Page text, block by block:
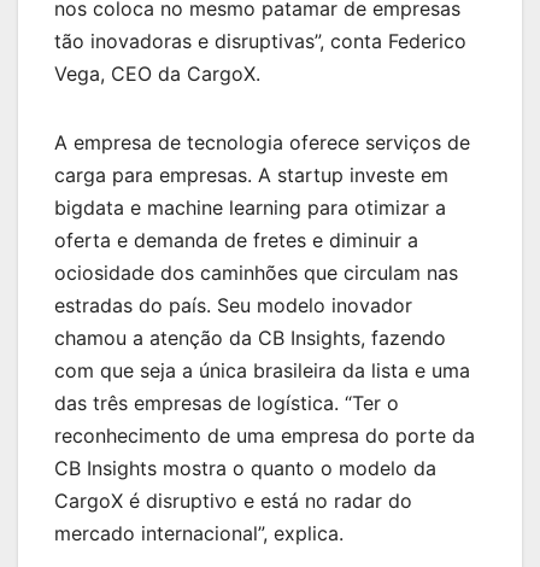
nos coloca no mesmo patamar de empresas
tão inovadoras e disruptivas”, conta Federico
Vega, CEO da CargoX.
A empresa de tecnologia oferece serviços de
carga para empresas. A startup investe em
bigdata e machine learning para otimizar a
oferta e demanda de fretes e diminuir a
ociosidade dos caminhões que circulam nas
estradas do país. Seu modelo inovador
chamou a atenção da CB Insights, fazendo
com que seja a única brasileira da lista e uma
das três empresas de logística. “Ter o
reconhecimento de uma empresa do porte da
CB Insights mostra o quanto o modelo da
CargoX é disruptivo e está no radar do
mercado internacional”, explica.